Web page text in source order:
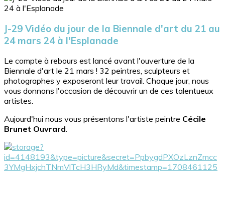
J-29 Vidéo du jour de la Biennale d'art du 21 au
24 mars 24 à l'Esplanade
Le compte à rebours est lancé avant l'ouverture de la
Biennale d'art le 21 mars ! 32 peintres, sculpteurs et
photographes y exposeront leur travail. Chaque jour, nous
vous donnons l'occasion de découvrir un de ces talentueux
artistes.
Aujourd'hui nous vous présentons l'artiste peintre Cécile
Brunet Ouvrard.